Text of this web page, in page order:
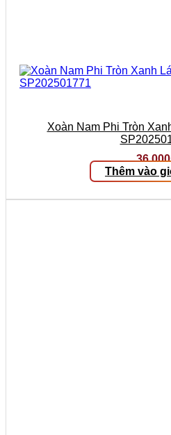
Xoàn Nam Phi Tròn
36.000
Thêm vào